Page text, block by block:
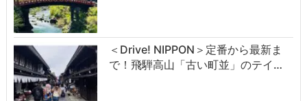
＜Drive! NIPPON＞定番から最新ま
で！飛騨高山「古い町並」のテイ…